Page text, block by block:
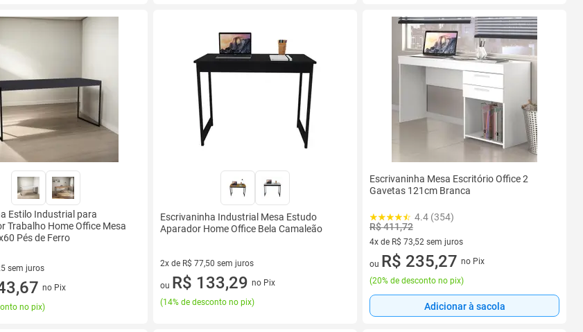
Estilo Industrial para
Trabalho Home Office Mesa
Pés de Ferro
sem juros
sem jurosno Pix
no pix)
Escrivaninha Industrial Mesa Estudo
Aparador Home Office Bela Camaleão
2x de R$ 77,50 sem juros
2 vez de R$ 77,50 sem juros
ou R$ 133,29 no Pix
(14% de desconto no pix)
Escrivaninha Mesa Escritório Office 2
Gavetas 121cm Branca
4.4 (354)
R$ 411,72
4x de R$ 73,52 sem juros
4 vez de R$ 73,52 sem juros
ou R$ 235,27 no Pix
(20% de desconto no pix)
Adicionar à sacola